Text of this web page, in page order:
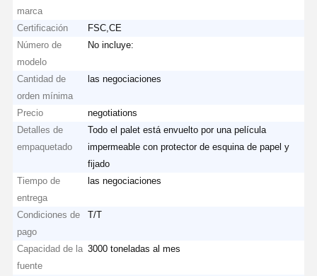
marca
Certificación
FSC,CE
Número de
modelo
No incluye:
Cantidad de
orden mínima
las negociaciones
Precio
negotiations
Detalles de
empaquetado
Todo el palet está envuelto por una película
impermeable con protector de esquina de papel y
fijado
Tiempo de
entrega
las negociaciones
Condiciones de
pago
T/T
Capacidad de la
fuente
3000 toneladas al mes